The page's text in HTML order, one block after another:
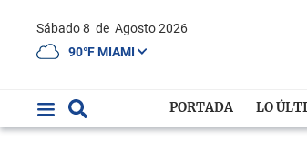
Sábado 8 de Agosto 2026
90°F MIAMI
PORTADA LO